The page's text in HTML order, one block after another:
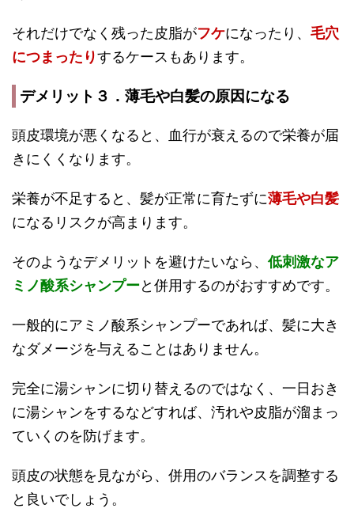
それだけでなく残った皮脂がフケになったり、 毛穴
につまったりするケースもあります。
デメリット３．薄毛や白髪の原因になる
頭皮環境が悪くなると、血行が衰えるので栄養が届
きにくくなります。
栄養が不足すると、髪が正常に育たずに薄毛や白髪
になるリスクが高まります。
そのようなデメリットを避けたいなら、 低刺激なア
ミノ酸系シャンプーと併用するのがおすすめです。
一般的にアミノ酸系シャンプーであれば、髪に大き
なダメージを与えることはありません。
完全に湯シャンに切り替えるのではなく、一日おき
に湯シャンをするなどすれば、汚れや皮脂が溜まっ
ていくのを防げます。
頭皮の状態を見ながら、併用のバランスを調整する
と良いでしょう。